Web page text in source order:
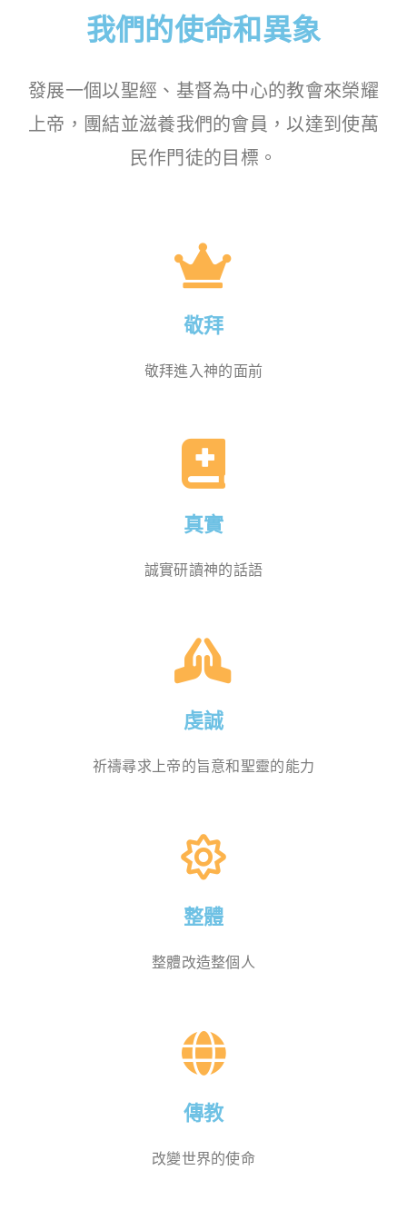
我們的使命和異象
發展一個以聖經、基督為中心的教會來榮耀
上帝，團結並滋養我們的會員，以達到使萬
民作門徒的目標。
敬拜
敬拜進入神的面前
真實
誠實研讀神的話語
虔誠
祈禱尋求上帝的旨意和聖靈的能力
整體
整體改造整個人
傳教
改變世界的使命